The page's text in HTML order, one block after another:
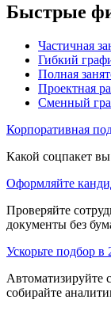
Быстрые
Частичная
Гибкий
Полная
Проектная
Сменный
Корпоративная
Какой соцпакет
Оформляйте
Проверяйте
документы без
Ускорьте подбор в
Автоматизируйте
собирайте